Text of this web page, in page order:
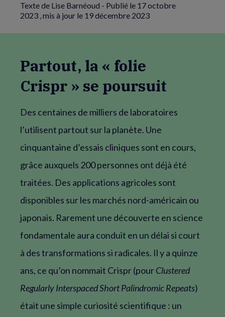
Texte de Lise Barnéoud - Publié le 17 octobre
2023 , mis à jour le 19 décembre 2023
(nouvelle (nouvelle
Partout, la « folie
Crispr » se poursuit
Des centaines de milliers de laboratoires
l’utilisent partout sur la planète. Une
cinquantaine d’essais cliniques sont en cours,
grâce auxquels 200 personnes ont déjà été
traitées. Des applications agricoles sont
disponibles sur les marchés nord-américain ou
japonais. Rarement une découverte en science
fondamentale aura conduit en un délai si court
à des transformations si radicales. Il y a quinze
ans, ce qu’on nommait Crispr (pourClustered
Regularly Interspaced Short Palindromic Repeats)
était une simple curiosité scientifique : un